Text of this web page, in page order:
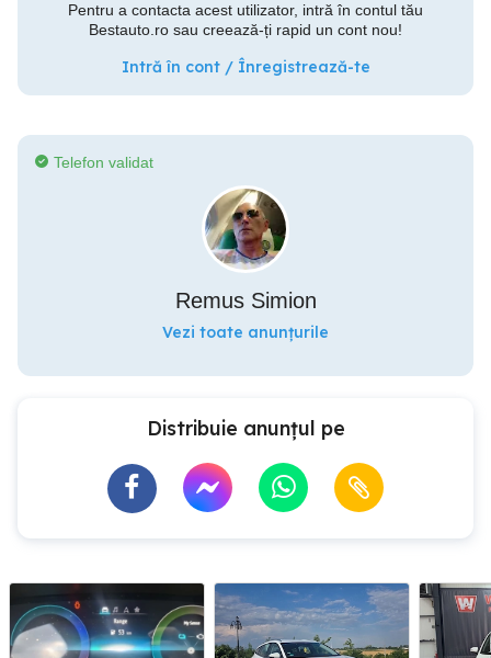
Pentru a contacta acest utilizator, intră în contul tău
Bestauto.ro sau creează-ți rapid un cont nou!
Intră în cont / Înregistrează-te
Telefon validat
Remus Simion
Vezi toate anunțurile
Distribuie anunțul pe